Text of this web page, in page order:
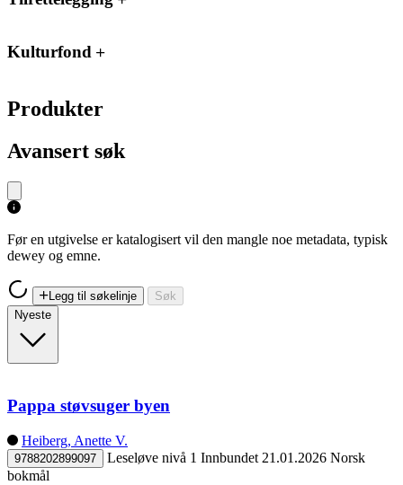
Kulturfond
Produkter
Avansert søk
Før en utgivelse er katalogisert vil den mangle noe metadata, typisk
dewey og emne.
Legg til søkelinje
Søk
Nyeste
Pappa støvsuger byen
Heiberg, Anette V.
9788202899097 Leseløve nivå 1 Innbundet 21.01.2026 Norsk
bokmål